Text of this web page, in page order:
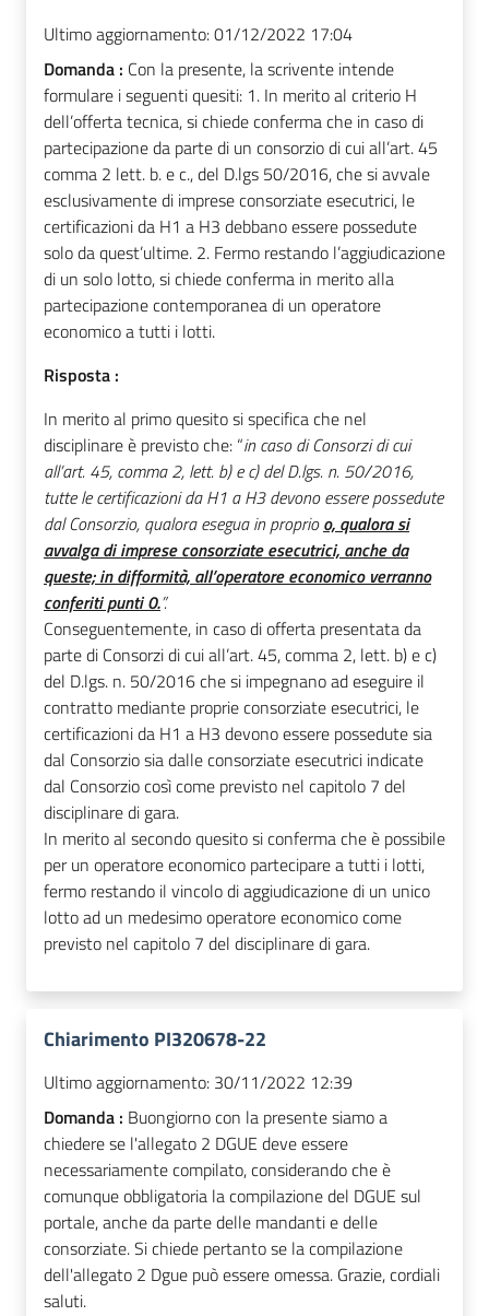
Ultimo aggiornamento:01/12/2022 17:04
Domanda : Con la presente, la scrivente intende
formulare i seguenti quesiti: 1. In merito al criterio H
dell’offerta tecnica, si chiede conferma che in caso di
partecipazione da parte di un consorzio di cui all’art. 45
comma 2 lett. b. e c., del D.lgs 50/2016, che si avvale
esclusivamente di imprese consorziate esecutrici, le
certificazioni da H1 a H3 debbano essere possedute
solo da quest’ultime. 2. Fermo restando l’aggiudicazione
di un solo lotto, si chiede conferma in merito alla
partecipazione contemporanea di un operatore
economico a tutti i lotti.
Risposta :
In merito al primo quesito si specifica che nel
disciplinare è previsto che: “in caso di Consorzi di cui
all’art. 45, comma 2, lett. b) e c) del D.lgs. n. 50/2016,
tutte le certificazioni da H1 a H3 devono essere possedute
dal Consorzio, qualora esegua in proprioo, qualora si
avvalga di imprese consorziate esecutrici, anche da
queste; in difformità, all’operatore economico verranno
conferiti punti 0.”.
Conseguentemente, in caso di offerta presentata da
parte di Consorzi di cui all’art. 45, comma 2, lett. b) e c)
del D.lgs. n. 50/2016 che si impegnano ad eseguire il
contratto mediante proprie consorziate esecutrici, le
certificazioni da H1 a H3 devono essere possedute sia
dal Consorzio sia dalle consorziate esecutrici indicate
dal Consorzio così come previsto nel capitolo 7 del
disciplinare di gara.
In merito al secondo quesito si conferma che è possibile
per un operatore economico partecipare a tutti i lotti,
fermo restando il vincolo di aggiudicazione di un unico
lotto ad un medesimo operatore economico come
previsto nel capitolo 7 del disciplinare di gara.
Chiarimento PI320678-22
Ultimo aggiornamento: 30/11/2022 12:39
Domanda : Buongiorno con la presente siamo a
chiedere se l'allegato 2 DGUE deve essere
necessariamente compilato, considerando che è
comunque obbligatoria la compilazione del DGUE sul
portale, anche da parte delle mandanti e delle
consorziate. Si chiede pertanto se la compilazione
dell'allegato 2 Dgue può essere omessa. Grazie, cordiali
saluti.